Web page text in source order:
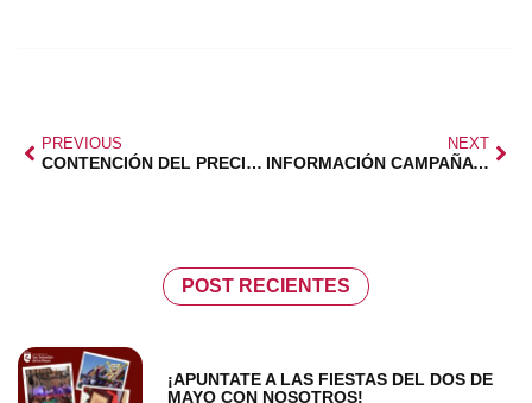
PREVIOUS
CONTENCIÓN DEL PRECIO DE LA ENERGÍA
NEXT
INFORMACIÓN CAMPAÑA RENTA 2026
POST RECIENTES
¡APUNTATE A LAS FIESTAS DEL DOS DE
MAYO CON NOSOTROS!